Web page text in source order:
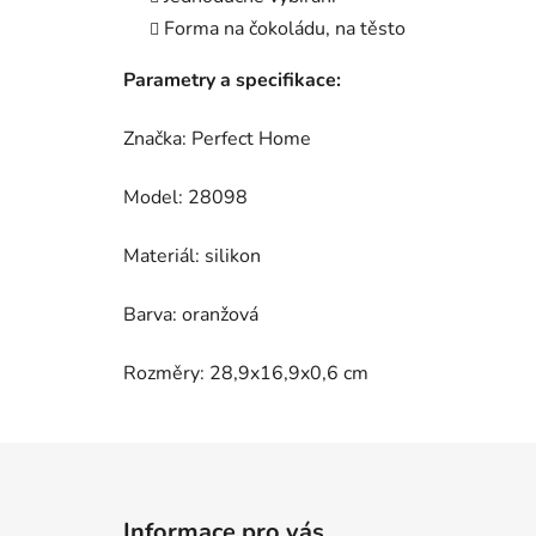
Forma na čokoládu, na těsto
Parametry a specifikace:
Značka: Perfect Home
Model: 28098
Materiál: silikon
Barva: oranžová
Rozměry: 28,9x16,9x0,6 cm